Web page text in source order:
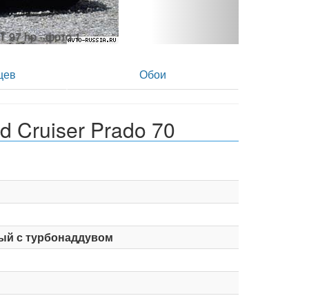
97 hp - фото 2
Обои
Cruiser Prado 70
с турбонаддувом